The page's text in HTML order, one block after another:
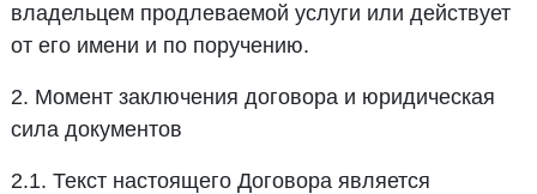
владельцем продлеваемой услуги или действует
от его имени и по поручению.
2. Момент заключения договора и юридическая
сила документов
2.1. Текст настоящего Договора является